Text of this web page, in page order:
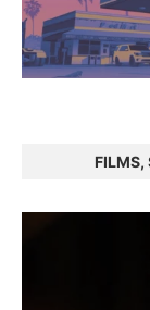
FILMS,